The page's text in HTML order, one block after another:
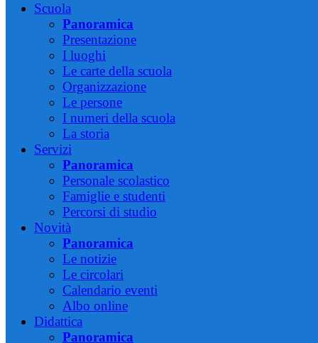
Scuola
Panoramica
Presentazione
I luoghi
Le carte della scuola
Organizzazione
Le persone
I numeri della scuola
La storia
Servizi
Panoramica
Personale scolastico
Famiglie e studenti
Percorsi di studio
Novità
Panoramica
Le notizie
Le circolari
Calendario eventi
Albo online
Didattica
Panoramica